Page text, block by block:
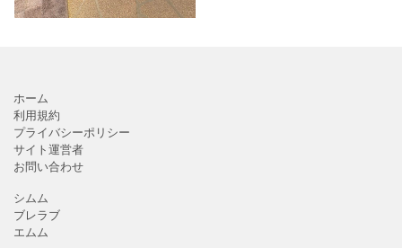
ホーム
利用規約
プライバシーポリシー
サイト運営者
お問い合わせ
シムム
ブレラブ
エムム